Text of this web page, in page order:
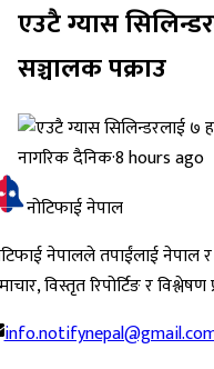
एउटै ग्यास
सञ्चालक पक्राउ
नागरिक दैनिक·8 hours ago
नोटिफाई नेपाल
नेपालले तपाईंलाई नेपाल
विस्तृत रिपोर्टिङ र विश्लेषण